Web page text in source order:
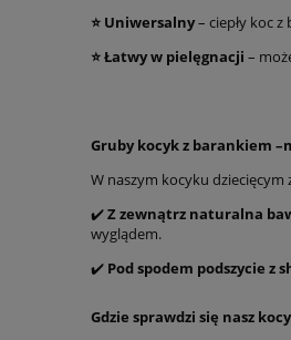
⭐ Uniwersalny– ciepły koc
⭐ Łatwy w pielęgnacji –
Gruby kocyk z barankiem –
W naszym kocyku
✔️Z zewnątrz naturalna
wyglądem.
✔️ Pod spodem podszycie z
Gdzie sprawdzi się nasz